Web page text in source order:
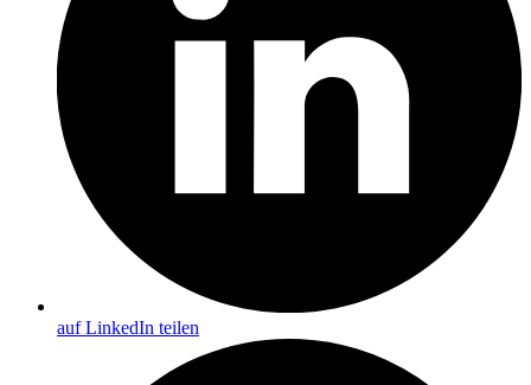
auf LinkedIn teilen